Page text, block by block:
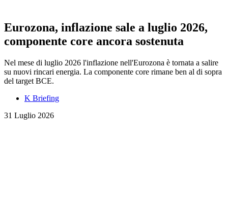
Eurozona, inflazione sale a luglio 2026,
componente core ancora sostenuta
Nel mese di luglio 2026 l'inflazione nell'Eurozona è tornata a salire
su nuovi rincari energia. La componente core rimane ben al di sopra
del target BCE.
K Briefing
31 Luglio 2026